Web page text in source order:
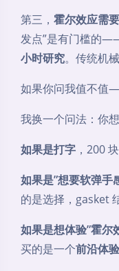
第三， 霍尔效应需
发点”是有门槛的
小时研究。传统机
如果你问我值不
我换一个问法：你
如果是打字 ，200
如果是”想要软弹手
的是选择，gasket
如果是想体验”霍尔
买的是一个前沿体验